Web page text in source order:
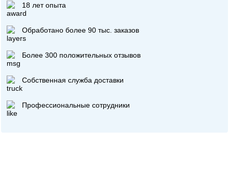
18 лет опыта
Обработано более 90 тыс. заказов
Более 300 положительных отзывов
Собственная служба доставки
Профессиональные сотрудники